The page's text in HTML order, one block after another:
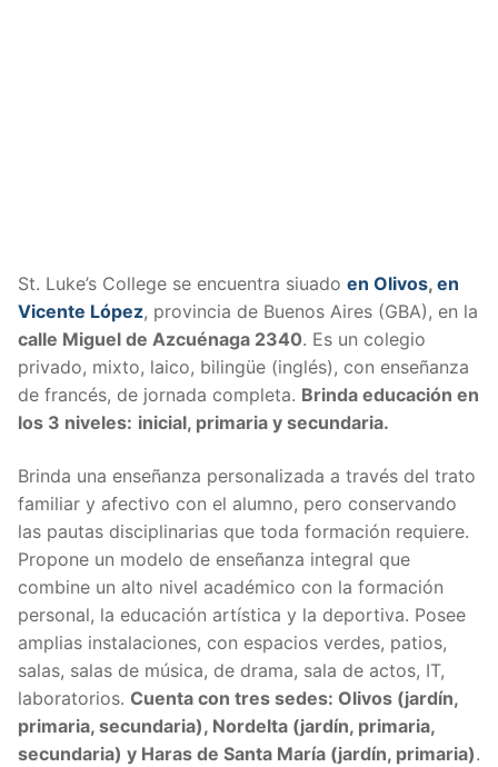
St. Luke’s College se encuentra siuado en Olivos, en
Vicente López, provincia de Buenos Aires (GBA), en la
calle Miguel de Azcuénaga 2340. Es un colegio
privado, mixto, laico, bilingüe (inglés), con enseñanza
de francés, de jornada completa. Brinda educación en
los 3 niveles: inicial, primaria y secundaria.
Brinda una enseñanza personalizada a través del trato
familiar y afectivo con el alumno, pero conservando
las pautas disciplinarias que toda formación requiere.
Propone un modelo de enseñanza integral que
combine un alto nivel académico con la formación
personal, la educación artística y la deportiva. Posee
amplias instalaciones, con espacios verdes, patios,
salas, salas de música, de drama, sala de actos, IT,
laboratorios. Cuenta con tres sedes: Olivos (jardín,
primaria, secundaria), Nordelta (jardín, primaria,
secundaria) y Haras de Santa María (jardín, primaria).